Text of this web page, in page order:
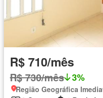
R$ 710/mês
R$ 730/mês 3%